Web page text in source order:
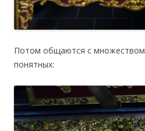
Потом общаются с множеством
понятных: